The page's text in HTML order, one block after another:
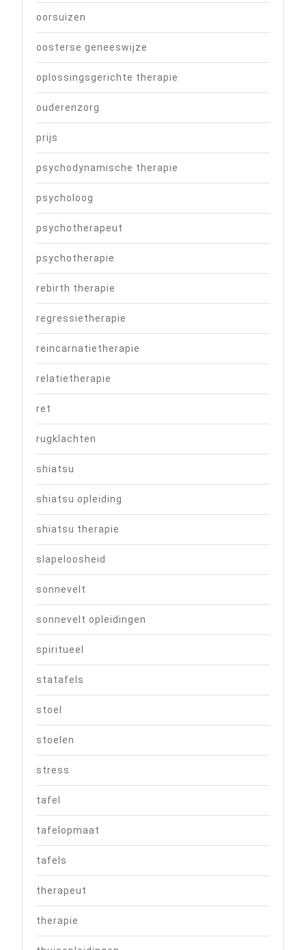
oorsuizen
oosterse geneeswijze
oplossingsgerichte therapie
ouderenzorg
prijs
psychodynamische therapie
psycholoog
psychotherapeut
psychotherapie
rebirth therapie
regressietherapie
reincarnatietherapie
relatietherapie
ret
rugklachten
shiatsu
shiatsu opleiding
shiatsu therapie
slapeloosheid
sonnevelt
sonnevelt opleidingen
spiritueel
statafels
stoel
stoelen
stress
tafel
tafelopmaat
tafels
therapeut
therapie